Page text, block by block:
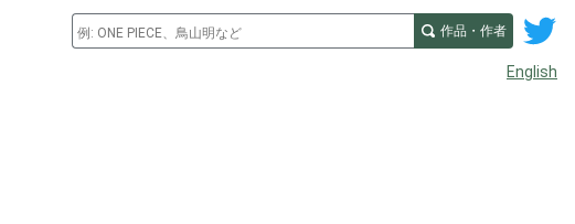
作品・作者
English